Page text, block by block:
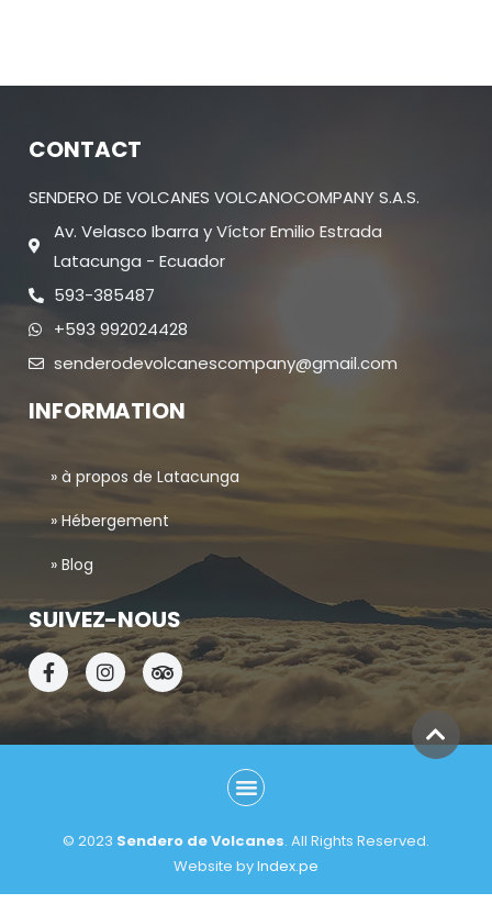
CONTACT
SENDERO DE VOLCANES VOLCANOCOMPANY S.A.S.
Av. Velasco Ibarra y Víctor Emilio Estrada
Latacunga - Ecuador
593-385487
+593 992024428
senderodevolcanescompany@gmail.com
INFORMATION
» à propos de Latacunga
» Hébergement
» Blog
SUIVEZ-NOUS
© 2023 Sendero de Volcanes. All Rights Reserved.
Website byIndex.pe